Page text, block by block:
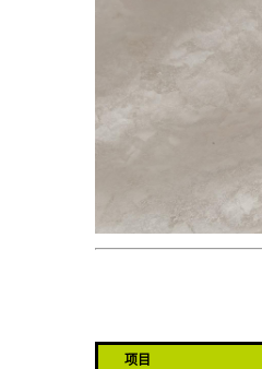
项目